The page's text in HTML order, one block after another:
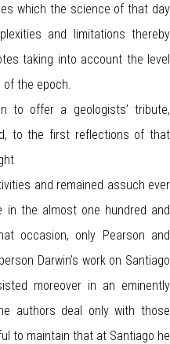
which the science of that day
and limitations thereby
taking into account the level
the epoch.
to offer a geologists’ tribute,
to the first reflections of that
and remained assuch ever
the almost one hundred and
occasion, only Pearson and
Darwin’s work on Santiago
moreover in an eminently
authors deal only with those
to maintain that at Santiago he